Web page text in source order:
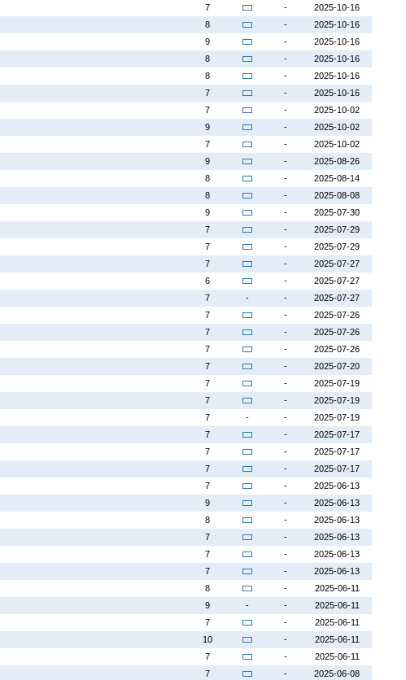
7 -
2025-10-16
8 -
2025-10-16
9 -
2025-10-16
8 -
2025-10-16
8 -
2025-10-16
7 -
2025-10-16
7 -
2025-10-02
9 -
2025-10-02
7 -
2025-10-02
9 -
2025-08-26
8 -
2025-08-14
8 -
2025-08-08
9 -
2025-07-30
7 -
2025-07-29
7 -
2025-07-29
7 -
2025-07-27
6 -
2025-07-27
7 - -
2025-07-27
7 -
2025-07-26
7 -
2025-07-26
7 -
2025-07-26
7 -
2025-07-20
7 -
2025-07-19
7 -
2025-07-19
7 - -
2025-07-19
7 -
2025-07-17
7 -
2025-07-17
7 -
2025-07-17
7 -
2025-06-13
9 -
2025-06-13
8 -
2025-06-13
7 -
2025-06-13
7 -
2025-06-13
7 -
2025-06-13
8 -
2025-06-11
9 - -
2025-06-11
7 -
2025-06-11
10 -
2025-06-11
7 -
2025-06-11
7 -
2025-06-08